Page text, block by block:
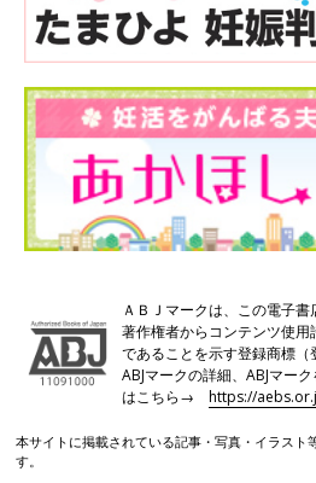
ＡＢＪマークは、この電子書
著作権者からコンテンツ使
であることを示す登録商標（
ABJマークの詳細、ABJマー
はこちら→https://
本サイトに掲載されている記事・写真・イラスト
す。